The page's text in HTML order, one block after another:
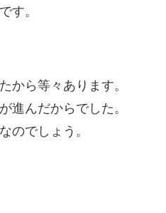
す。
から等々あります。
進んだからでした。
のでしょう。